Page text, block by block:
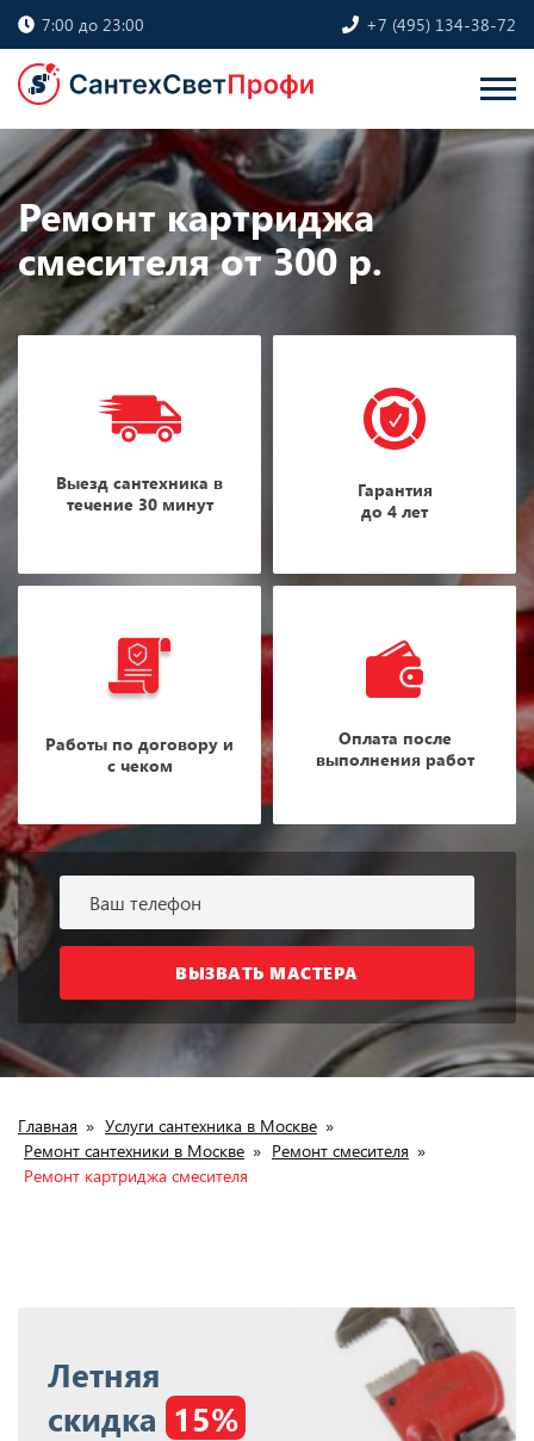
7:00 до 23:00 +7 (495) 134-38-72
Ремонт картриджа
смесителя от 300 р.
Выезд сантехника в
течение 30 минут
Гарантия
до 4 лет
Работы по договору и
с чеком
Оплата после
выполнения работ
Главная » Услуги сантехника в Москве »
Ремонт сантехники в Москве » Ремонт смесителя »
Ремонт картриджа смесителя
Летняя
скидка 15%